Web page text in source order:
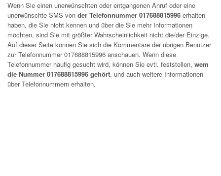
Wenn Sie einen unerwünschten oder entgangenen Anruf oder eine
unerwünschte SMS von der Telefonnummer 017688815996 erhalten
haben, die Sie nicht kennen und über die Sie mehr Informationen
möchten, sind Sie mit größter Wahrscheinlichkeit nicht die/der Einzige.
Auf dieser Seite können Sie sich die Kommentare der übrigen Benutzer
zur Telefonnummer017688815996 anschauen. Wenn diese
Telefonnummer häufig gesucht wird, können Sie evtl. feststellen, wem
die Nummer 017688815996 gehört, und auch weitere Informationen
über Telefonnummern erhalten.